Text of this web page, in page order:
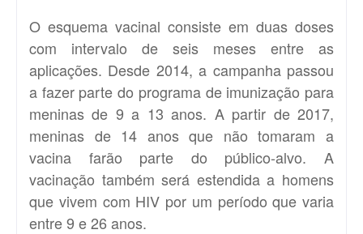
O esquema vacinal consiste em duas doses
com intervalo de seis meses entre as
aplicações. Desde 2014, a campanha passou
a fazer parte do programa de imunização para
meninas de 9 a 13 anos. A partir de 2017,
meninas de 14 anos que não tomaram a
vacina farão parte do público-alvo. A
vacinação também será estendida a homens
que vivem com HIV por um período que varia
entre 9 e 26 anos.